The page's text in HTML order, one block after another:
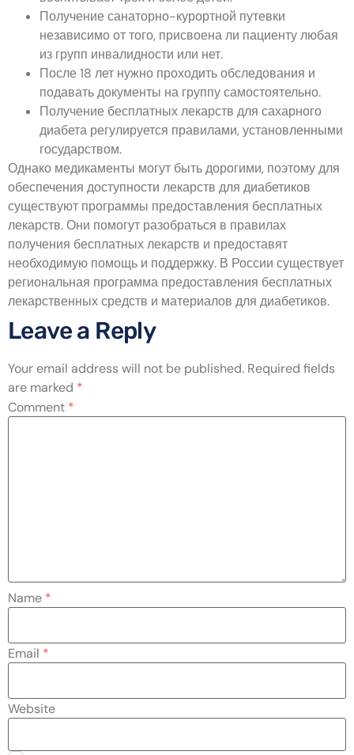
Получение санаторно-курортной путевки
независимо от того, присвоена ли пациенту любая
из групп инвалидности или нет.
После 18 лет нужно проходить обследования и
подавать документы на группу самостоятельно.
Получение бесплатных лекарств для сахарного
диабета регулируется правилами, установленными
государством.
Однако медикаменты могут быть дорогими, поэтому для
обеспечения доступности лекарств для диабетиков
существуют программы предоставления бесплатных
лекарств. Они помогут разобраться в правилах
получения бесплатных лекарств и предоставят
необходимую помощь и поддержку. В России существует
региональная программа предоставления бесплатных
лекарственных средств и материалов для диабетиков.
Leave a Reply
Your email address will not be published. Required fields
are marked *
Comment *
Name *
Email *
Website